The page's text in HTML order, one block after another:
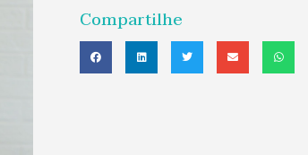
Compartilhe